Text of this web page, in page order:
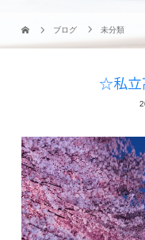
ブログ 未分類
☆私立